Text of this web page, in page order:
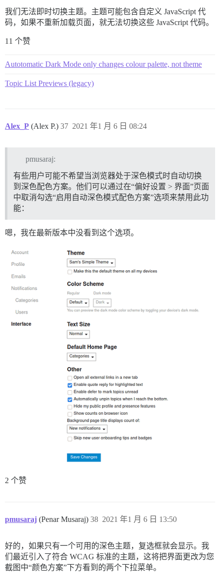
我们无法即时切换主题。主题可能包含自定义 JavaScript 代
码，如果不重新加载页面，就无法切换这些 JavaScript 代码。
11 个赞
Autotomatic Dark Mode only changes colour palette, not theme
Topic List Previews (legacy)
Alex_P (Alex P.) 2021 年1 月 6 日 08:24
37
pmusaraj:
有些用户可能不希望当浏览器处于深色模式时自动切换
到深色配色方案。他们可以通过在“偏好设置 > 界面”页面
中取消勾选“启用自动深色模式配色方案”选项来禁用此功
能：
嗯，我在最新版本中没看到这个选项。
2 个赞
pmusaraj (Penar Musaraj) 2021 年1 月 6 日 13:50
38
好的，如果只有一个可用的深色主题，复选框就会显示。我
们最近引入了符合 WCAG 标准的主题，这将把界面更改为您
截图中“颜色方案”下方看到的两个下拉菜单。